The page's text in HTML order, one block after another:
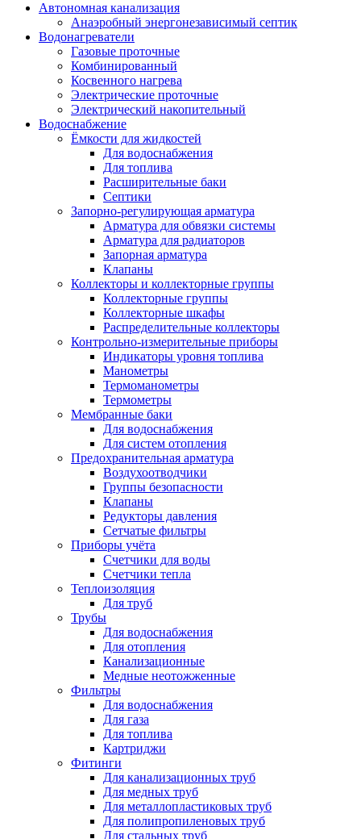
Автономная канализация
Анаэробный энергонезависимый септик
Водонагреватели
Газовые проточные
Комбинированный
Косвенного нагрева
Электрические проточные
Электрический накопительный
Водоснабжение
Ёмкости для жидкостей
Для водоснабжения
Для топлива
Расширительные баки
Септики
Запорно-регулирующая арматура
Арматура для обвязки системы
Арматура для радиаторов
Запорная арматура
Клапаны
Коллекторы и коллекторные группы
Коллекторные группы
Коллекторные шкафы
Распределительные коллекторы
Контрольно-измерительные приборы
Индикаторы уровня топлива
Манометры
Термоманометры
Термометры
Мембранные баки
Для водоснабжения
Для систем отопления
Предохранительная арматура
Воздухоотводчики
Группы безопасности
Клапаны
Редукторы давления
Сетчатые фильтры
Приборы учёта
Счетчики для воды
Счетчики тепла
Теплоизоляция
Для труб
Трубы
Для водоснабжения
Для отопления
Канализационные
Медные неотожженные
Фильтры
Для водоснабжения
Для газа
Для топлива
Картриджи
Фитинги
Для канализационных труб
Для медных труб
Для металлопластиковых труб
Для полипропиленовых труб
Для стальных труб